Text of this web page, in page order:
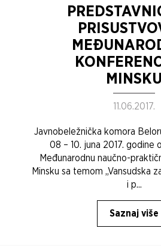
MINSKU
11.06.2017.
Javnobeležnička komora
08 – 10. juna 2017. godine
Međunarodnu naučno-
Minsku sa temom „Vansudska
i p...
Saznaj više